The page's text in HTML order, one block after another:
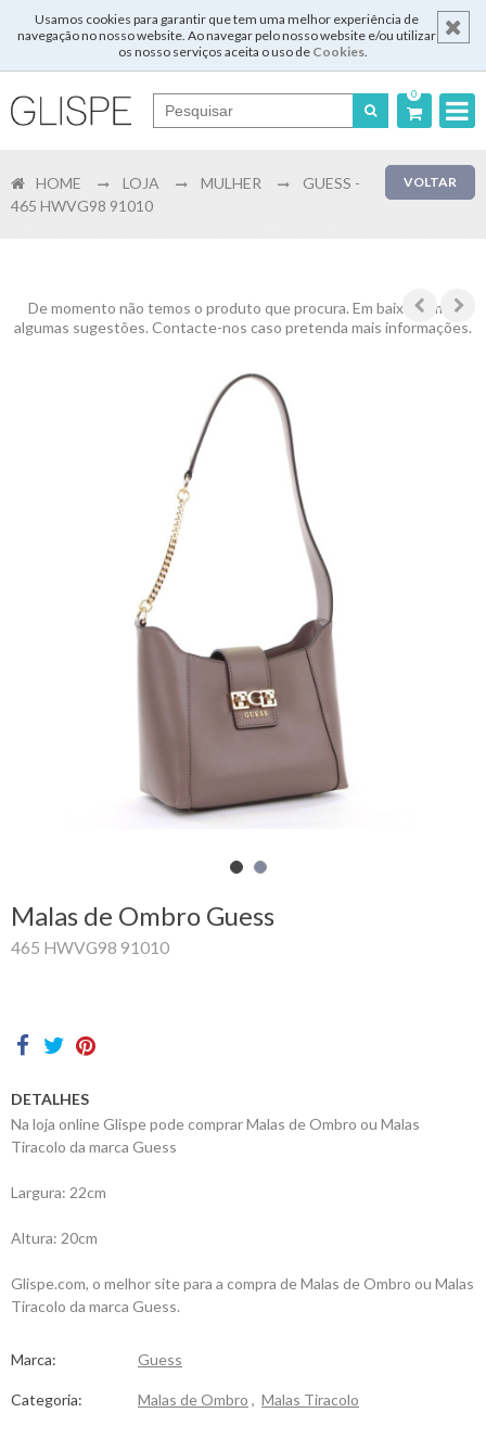
Usamos cookies para garantir que tem uma melhor experiência de
navegação no nosso website. Ao navegar pelo nosso website e/ou utilizar
os nosso serviços aceita o uso de Cookies.
0
English
Registar
Carrinho
de
compras
Mulher
Homem
Outlet
Facebook
Sobre
VOLTAR
HOME LOJA MULHER
GUESS -
465 HWVG98 91010
De momento não temos o produto que procura. Em baixo temos
algumas sugestões. Contacte-nos caso pretenda mais informações.
Malas de Ombro Guess
465 HWVG98 91010
DETALHES
Na loja online Glispe pode comprar Malas de Ombro ou Malas
Tiracolo da marca Guess
Largura: 22cm
Altura: 20cm
Glispe.com, o melhor site para a compra de Malas de Ombro ou Malas
Tiracolo da marca Guess.
Marca: Guess
Categoria: Malas de Ombro , Malas Tiracolo